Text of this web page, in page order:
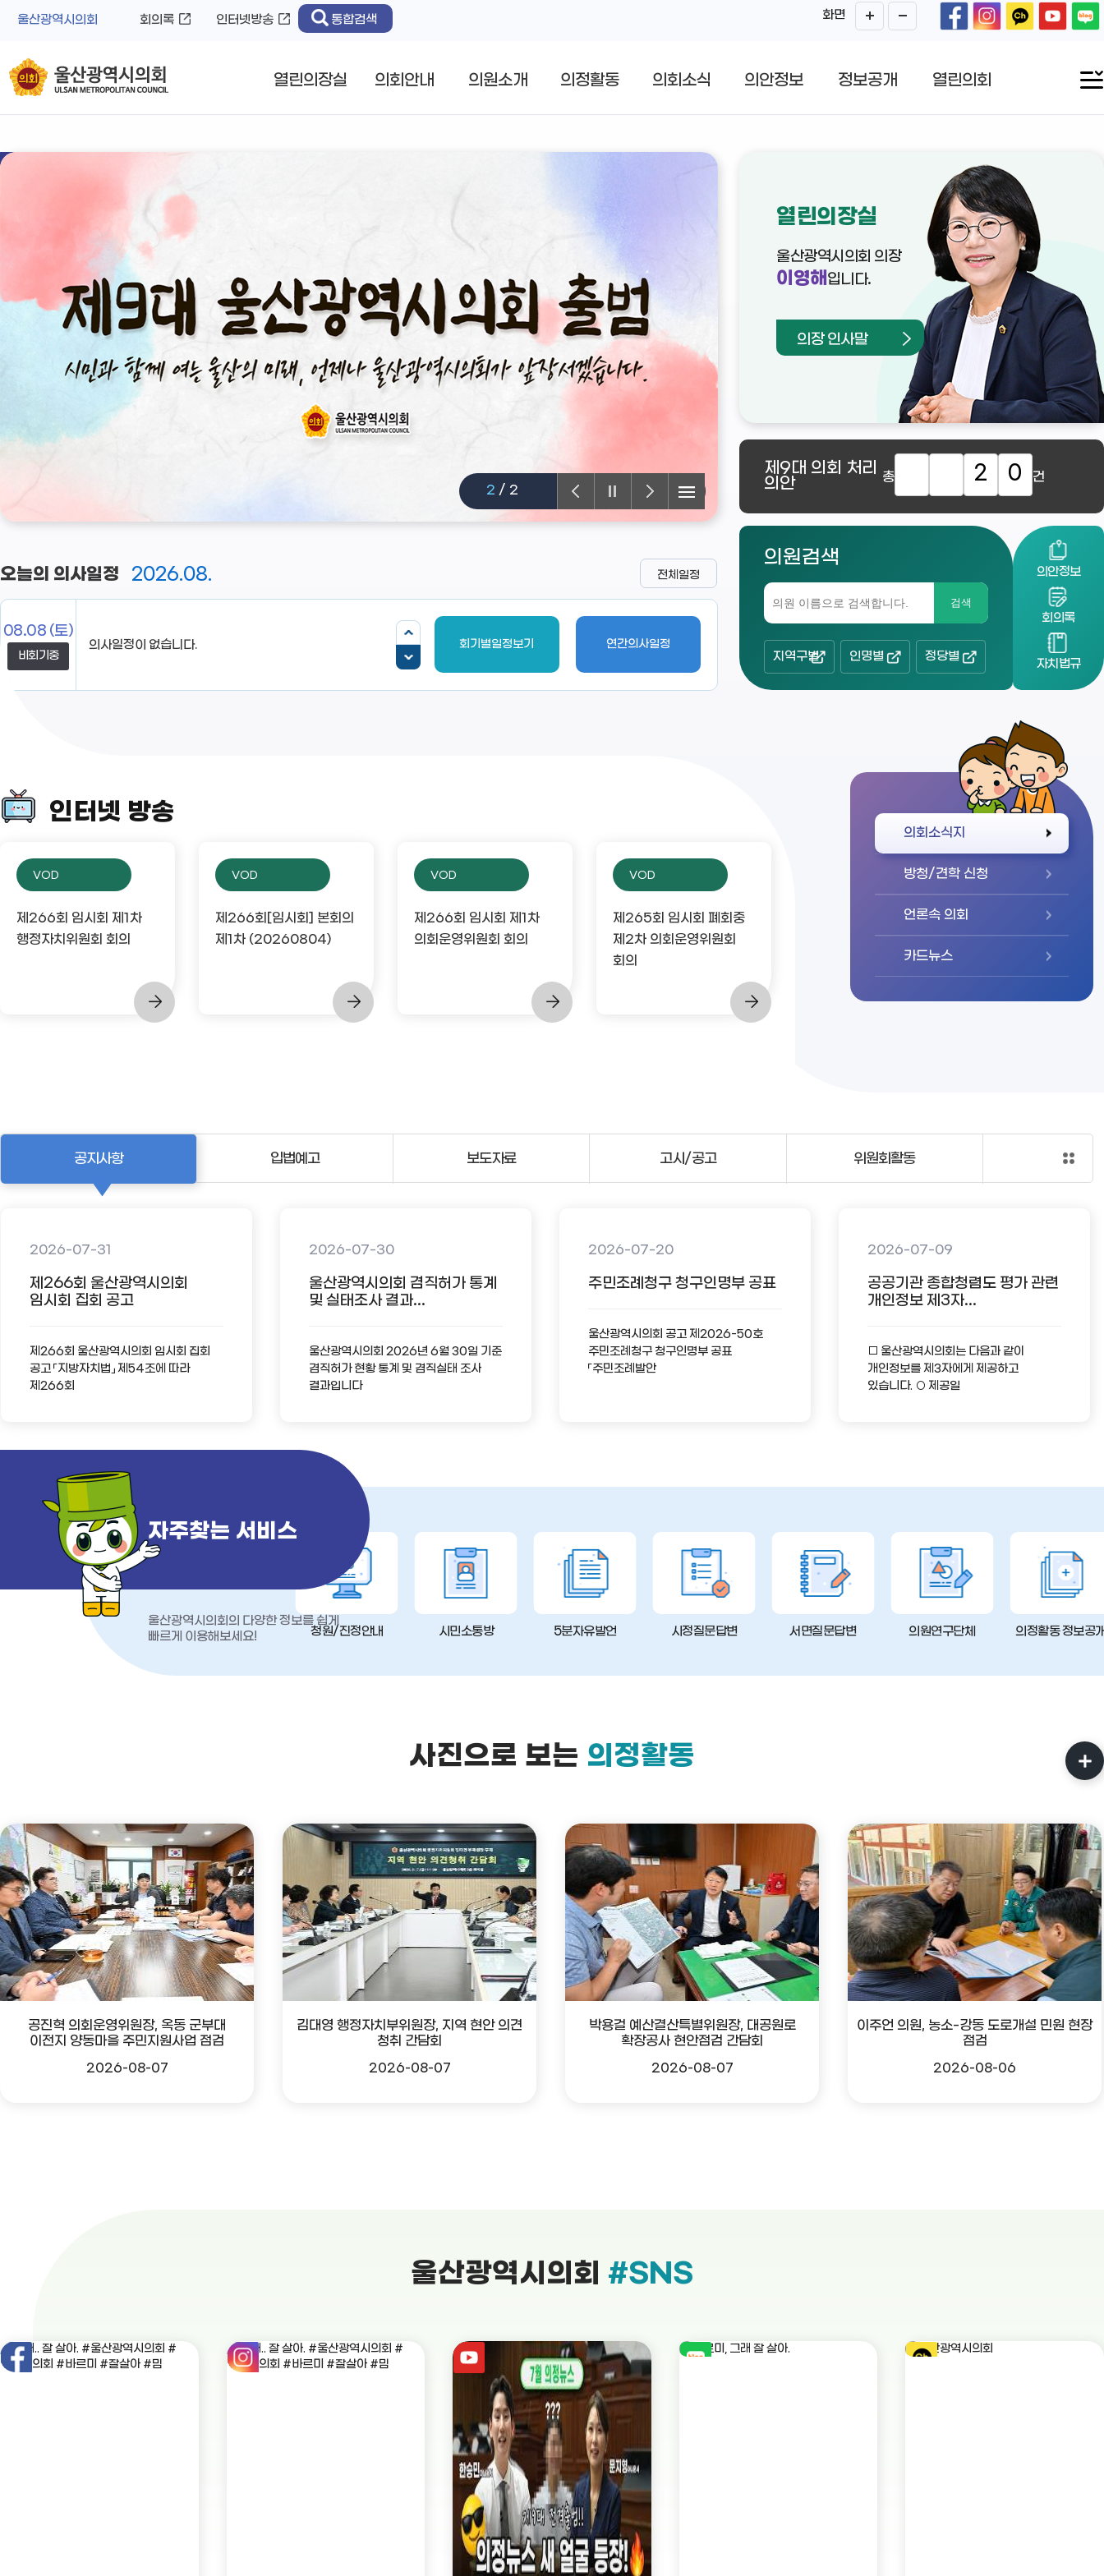
울산광역시의회 회의록 인터넷방송 통합검색 화면
열린의장실 의회안내 의원소개 의정활동 의회소식 의안정보 정보공개 열린의회
2 / 2
열린의장실
울산광역시의회 의장
이영해 입니다.
의장 인사말
제9대 의회 처리
의안 총 2 0 건
오늘의 의사일정 2026.08.
08.08 (토)
비회기중
회기별일정보기 연간의사일정
전체일정
의원검색
검색
지역구별 인명별 정당별
의안정보
회의록
자치법규
인터넷 방송
VOD
제266회 임시회 제1차
행정자치위원회 회의
VOD
제266회[임시회] 본회의
제1차 (20260804)
VOD
제266회 임시회 제1차
의회운영위원회 회의
VOD
제265회 임시회 폐회중
제2차 의회운영위원회
회의
의회소식지
방청/견학 신청
언론속 의회
카드뉴스
공지사항
2026-07-31
제266회 울산광역시의회
임시회 집회 공고
제266회 울산광역시의회 임시회 집회
공고 「지방자치법」 제54조에 따라
제266회
2026-07-30
울산광역시의회 겸직허가 통계
및 실태조사 결과...
울산광역시의회 2026년 6월 30일 기준
겸직허가 현황 통계 및 겸직실태 조사
결과입니다
2026-07-20
주민조례청구 청구인명부 공표
울산광역시의회 공고 제2026-50호
주민조례청구 청구인명부 공표
「주민조례발안
2026-07-09
공공기관 종합청렴도 평가 관련
개인정보 제3자...
□ 울산광역시의회는 다음과 같이
개인정보를 제3자에게 제공하고
있습니다. ○ 제공일
입법예고 보도자료 고시/공고 위원회활동
자주찾는 서비스
울산광역시의회의 다양한 정보를 쉽게
빠르게 이용해보세요!
청원/진정안내 시민소통방 5분자유발언 시정질문답변 서면질문답변 의원연구단체 의정활동 정보공
사진으로 보는 의정활동
공진혁 의회운영위원장, 옥동 군부대
이전지 양동마을 주민지원사업 점검
2026-08-07
김대영 행정자치부위원장, 지역 현안 의견
청취 간담회
2026-08-07
박용걸 예산결산특별위원장, 대공원로
확장공사 현안점검 간담회
2026-08-07
이주언 의원, 농소-강동 도로개설 민원 현장
점검
2026-08-06
울산광역시의회 #SNS